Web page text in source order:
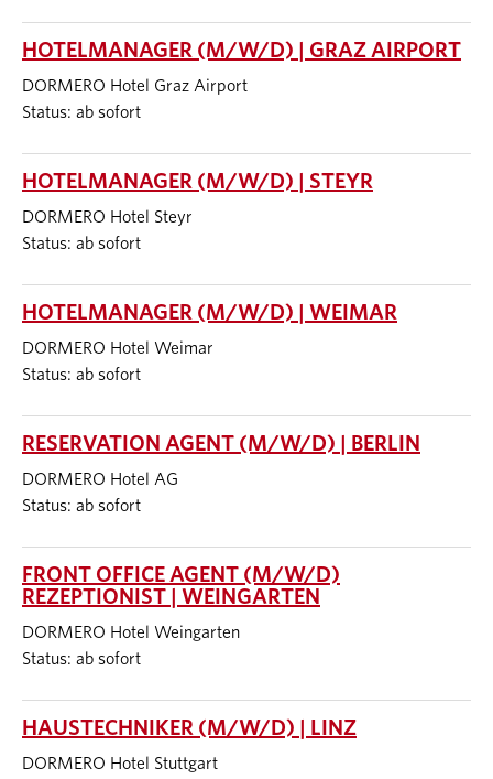
HOTELMANAGER (M/W/D) | GRAZ AIRPORT
DORMERO Hotel Graz Airport
Status: ab sofort
HOTELMANAGER (M/W/D) | STEYR
DORMERO Hotel Steyr
Status: ab sofort
HOTELMANAGER (M/W/D) | WEIMAR
DORMERO Hotel Weimar
Status: ab sofort
RESERVATION AGENT (M/W/D) | BERLIN
DORMERO Hotel AG
Status: ab sofort
FRONT OFFICE AGENT (M/W/D)
REZEPTIONIST | WEINGARTEN
DORMERO Hotel Weingarten
Status: ab sofort
HAUSTECHNIKER (M/W/D) | LINZ
DORMERO Hotel Stuttgart